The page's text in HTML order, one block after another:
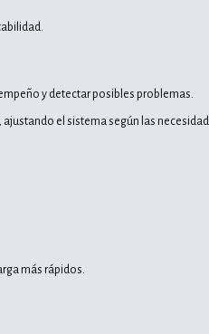
y detectar posibles problemas.
el sistema según las
más rápidos.